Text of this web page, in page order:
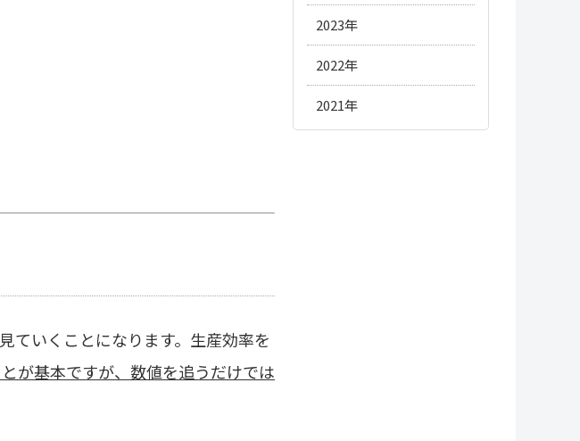
ていくことになります。生産効率を
とが基本ですが、数値を追うだけでは
#経営
#レセプト
#診療報酬改定
#薬局DX
#人材/キャリア
#物流
10月
9月
8月
12月
11月
10月
2023年
12月
11月
2022年
12月
2021年
12月